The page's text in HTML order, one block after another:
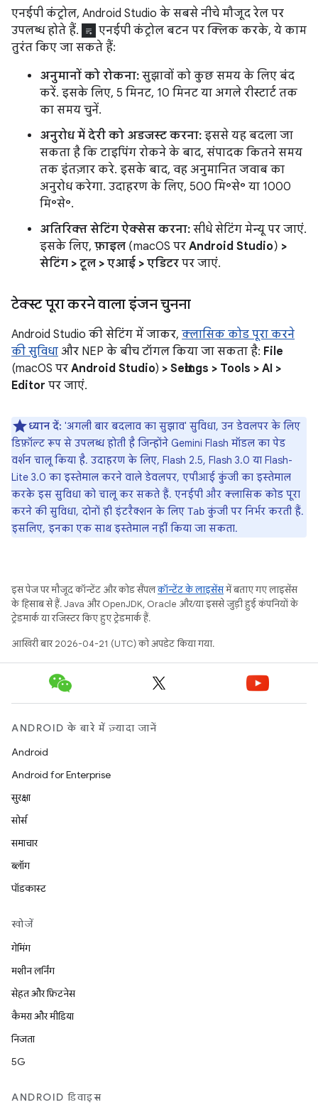
एनईपी कंट्रोल, Android Studio के सबसे नीचे मौजूद रेल पर
उपलब्ध होते हैं.
एनईपी कंट्रोल बटन पर क्लिक करके, ये काम
तुरंत किए जा सकते हैं:
अनुमानों को रोकना: सुझावों को कुछ समय के लिए बंद
करें. इसके लिए, 5 मिनट, 10 मिनट या अगले रीस्टार्ट तक
का समय चुनें.
अनुरोध में देरी को अडजस्ट करना: इससे यह बदला जा
सकता है कि टाइपिंग रोकने के बाद, संपादक कितने समय
तक इंतज़ार करे. इसके बाद, वह अनुमानित जवाब का
अनुरोध करेगा. उदाहरण के लिए, 500 मि॰से॰ या 1000
मि॰से॰.
अतिरिक्त सेटिंग ऐक्सेस करना: सीधे सेटिंग मेन्यू पर जाएं.
इसके लिए, फ़ाइल (macOS पर Android Studio) >
सेटिंग > टूल > एआई > एडिटर पर जाएं.
टेक्स्ट पूरा करने वाला इंजन चुनना
Android Studio की सेटिंग में जाकर, क्लासिक कोड पूरा करने
की सुविधा और NEP के बीच टॉगल किया जा सकता है: File
(macOS पर Android Studio) > Settings > Tools > AI >
Editor पर जाएं.
ध्यान दें: 'अगली बार बदलाव का सुझाव' सुविधा, उन डेवलपर के लिए
डिफ़ॉल्ट रूप से उपलब्ध होती है जिन्होंने Gemini Flash मॉडल का पेड
वर्शन चालू किया है. उदाहरण के लिए, Flash 2.5, Flash 3.0 या Flash-
Lite 3.0 का इस्तेमाल करने वाले डेवलपर, एपीआई कुंजी का इस्तेमाल
करके इस सुविधा को चालू कर सकते हैं. एनईपी और क्लासिक कोड पूरा
करने की सुविधा, दोनों ही इंटरैक्शन के लिए Tab कुंजी पर निर्भर करती हैं.
इसलिए, इनका एक साथ इस्तेमाल नहीं किया जा सकता.
इस पेज पर मौजूद कॉन्टेंट और कोड सैंपलकॉन्टेंट के लाइसेंसमें बताए गए लाइसेंस
के हिसाब से हैं. Java और OpenJDK, Oracle और/या इससे जुड़ी हुई कंपनियों के
ट्रेडमार्क या रजिस्टर किए हुए ट्रेडमार्क हैं.
आखिरी बार 2026-04-21 (UTC) को अपडेट किया गया.
ANDROID के बारे में ज़्यादा जानें
Android
Android for Enterprise
सुरक्षा
सोर्स
समाचार
ब्लॉग
पॉडकास्ट
खोजें
गेमिंग
मशीन लर्निंग
सेहत और फ़िटनेस
कैमरा और मीडिया
निजता
5G
ANDROID डिवाइस